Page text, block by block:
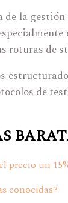
la
roturas
de
precio un
conocidas?